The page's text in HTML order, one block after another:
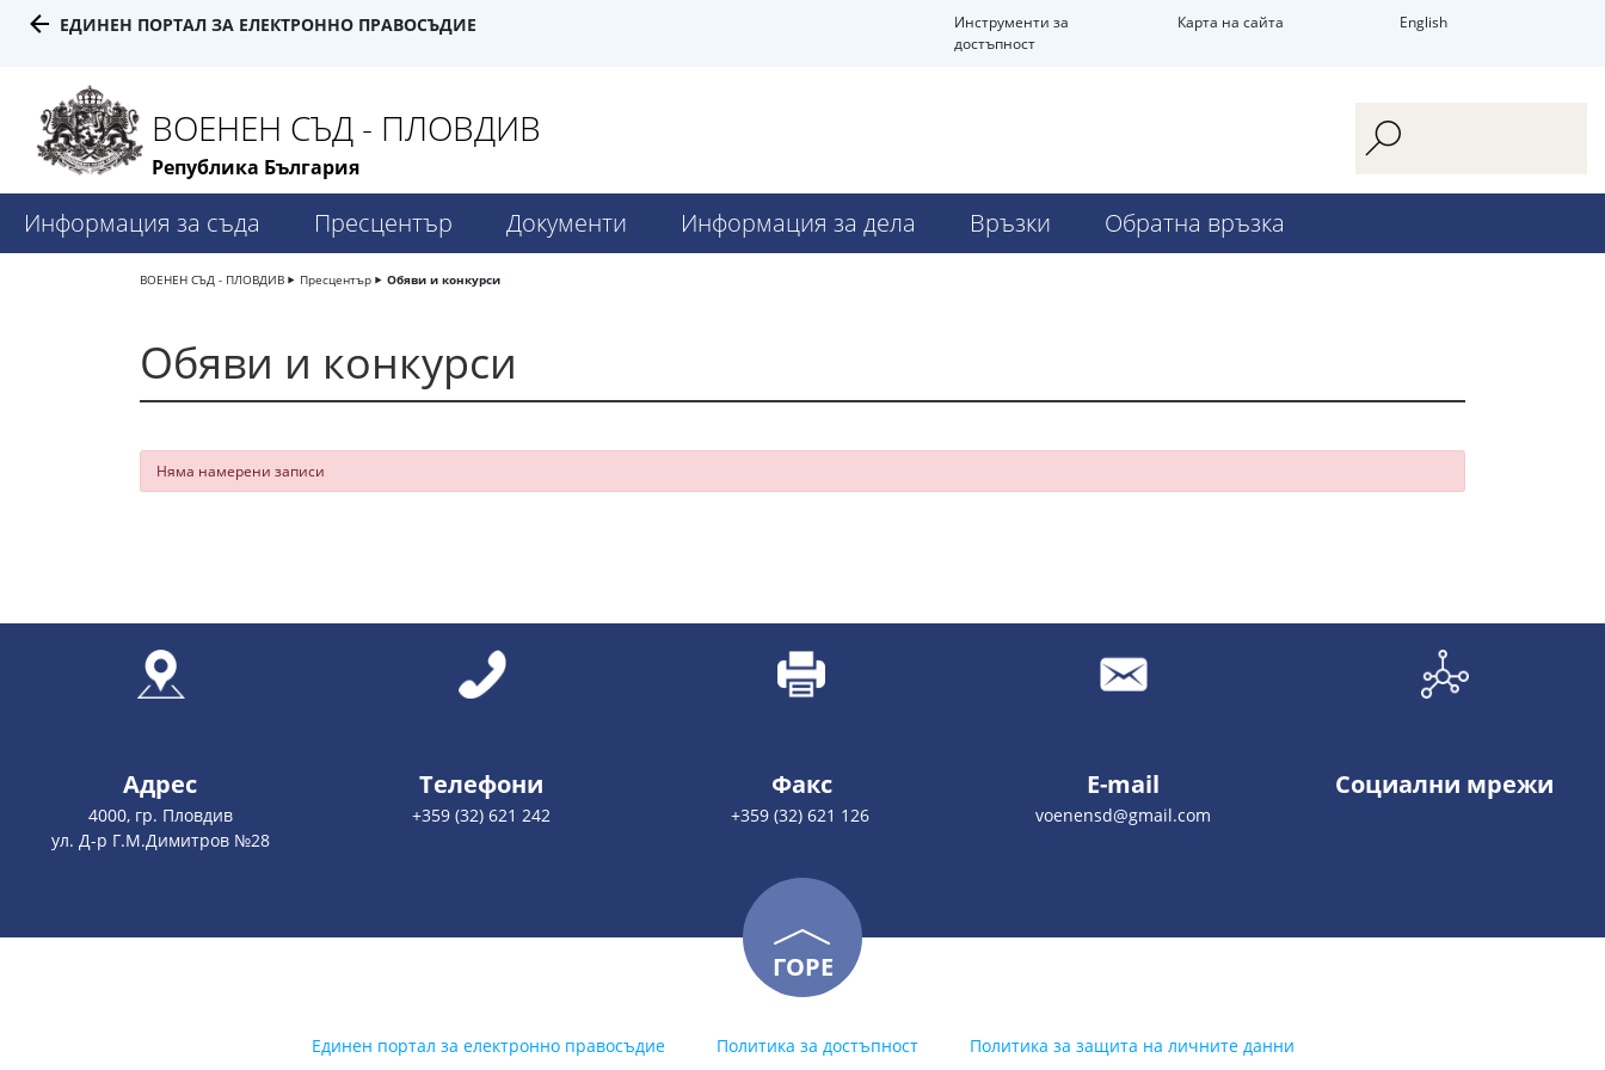
ЕДИНЕН ПОРТАЛ ЗА ЕЛЕКТРОННО ПРАВОСЪДИЕ
Инструменти за
достъпност
Карта на сайта English
ВОЕНЕН СЪД - ПЛОВДИВ
Република България
Информация за съда Пресцентър Документи Информация за дела Връзки Обратна връзка
ВОЕНЕН СЪД - ПЛОВДИВ Пресцентър Обяви и конкурси
Обяви и конкурси
Няма намерени записи
Адрес
4000, гр. Пловдив
ул. Д-р Г.М.Димитров №28
Телефони
+359 (32) 621 242
Факс
+359 (32) 621 126
E-mail
voenensd@gmail.com
Социални мрежи
ГОРЕ
Единен портал за електронно правосъдие Политика за достъпност Политика за защита на личните данни